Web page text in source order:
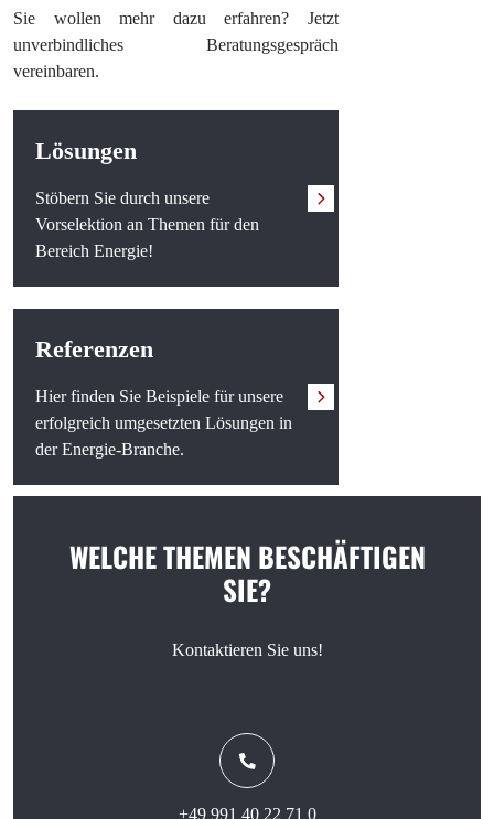
Sie wollen mehr dazu erfahren? Jetzt
unverbindliches Beratungsgespräch
vereinbaren.
Lösungen
Stöbern Sie durch unsere
Vorselektion an Themen für den
Bereich Energie!
Referenzen
Hier finden Sie Beispiele für unsere
erfolgreich umgesetzten Lösungen in
der Energie-Branche.
WELCHE THEMEN BESCHÄFTIGEN
SIE?
Kontaktieren Sie uns!
+49 991 40 22 71 0